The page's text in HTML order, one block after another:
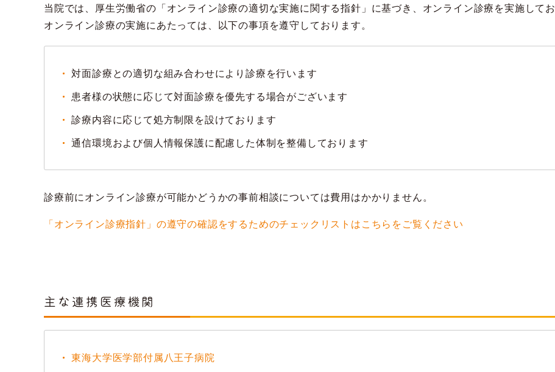
当院では、厚生労働省の「オンライン診療の適切な実施に関する指針」に基づき、オンライン診療を実施してお
オンライン診療の実施にあたっては、以下の事項を遵守しております。
対面診療との適切な組み合わせにより診療を行います
患者様の状態に応じて対面診療を優先する場合がございます
診療内容に応じて処方制限を設けております
通信環境および個人情報保護に配慮した体制を整備しております
診療前にオンライン診療が可能かどうかの事前相談については費用はかかりません。
「オンライン診療指針」の遵守の確認をするためのチェックリストはこちらをご覧ください
主な連携医療機関
東海大学医学部付属八王子病院